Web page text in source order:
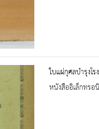
ใบแผ่กุศลบำรุงโ
หนังสืออิเล็กทรอ